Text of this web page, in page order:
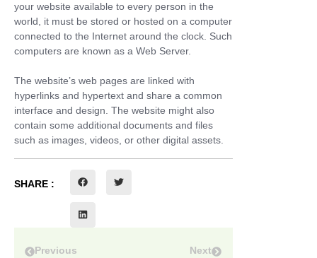
your website available to every person in the
world, it must be stored or hosted on a computer
connected to the Internet around the clock. Such
computers are known as a Web Server.
The website’s web pages are linked with
hyperlinks and hypertext and share a common
interface and design. The website might also
contain some additional documents and files
such as images, videos, or other digital assets.
SHARE :
Previous Next